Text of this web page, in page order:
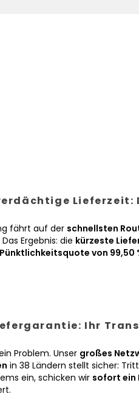
Lieferzeit:
fährt auf der schnellsten
Das Ergebnis: die kürzeste
Pünktlichkeitsquote von 99,50
Ihr
Problem. Unser großes
in 38 Ländern stellt sicher:
ein, schicken wir sofort ein